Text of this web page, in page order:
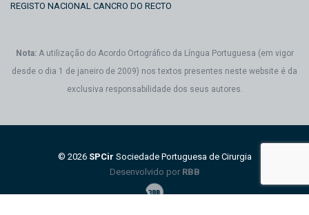
REGISTO NACIONAL CANCRO DO RECTO
Nota:A utilização do Acordo Ortográfico da Língua Portuguesa (em vigor
desde o dia 1 de janeiro de 2009) nos textos presentes neste website é da
exclusiva responsabilidade dos seus autores.
© 2026 SPCir Sociedade Portuguesa de Cirurgia
Desenvolvido por RBB